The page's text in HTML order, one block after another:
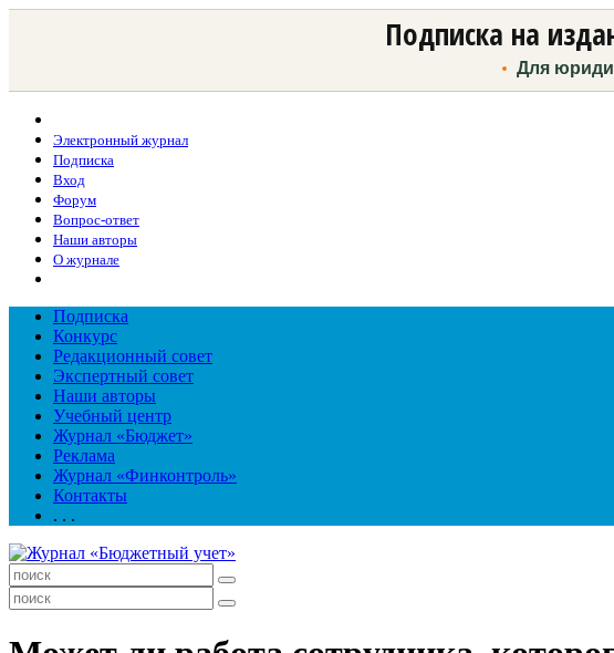
Подписка на
Для
Электронный журнал
Подписка
Вход
Форум
Вопрос-ответ
Наши авторы
О журнале
Подписка
Конкурс
Редакционный совет
Экспертный совет
Наши авторы
Учебный центр
Журнал «Бюджет»
Реклама
Журнал «Финконтроль»
Контакты
. . .